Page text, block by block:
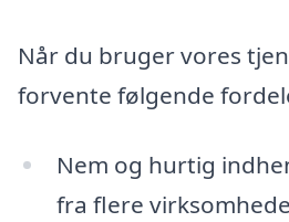
Når du bruger vores
forvente følgende
Nem og hurtig
fra flere